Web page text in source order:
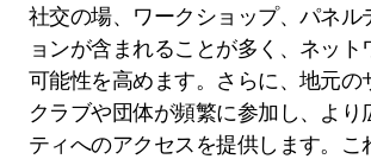
社交の場、ワークショップ、パネル
ョンが含まれることが多く、ネット
可能性を高めます。さらに、地元の
クラブや団体が頻繁に参加し、より
ティへのアクセスを提供します。こ